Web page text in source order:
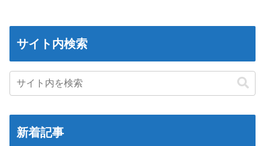
サイト内検索
新着記事